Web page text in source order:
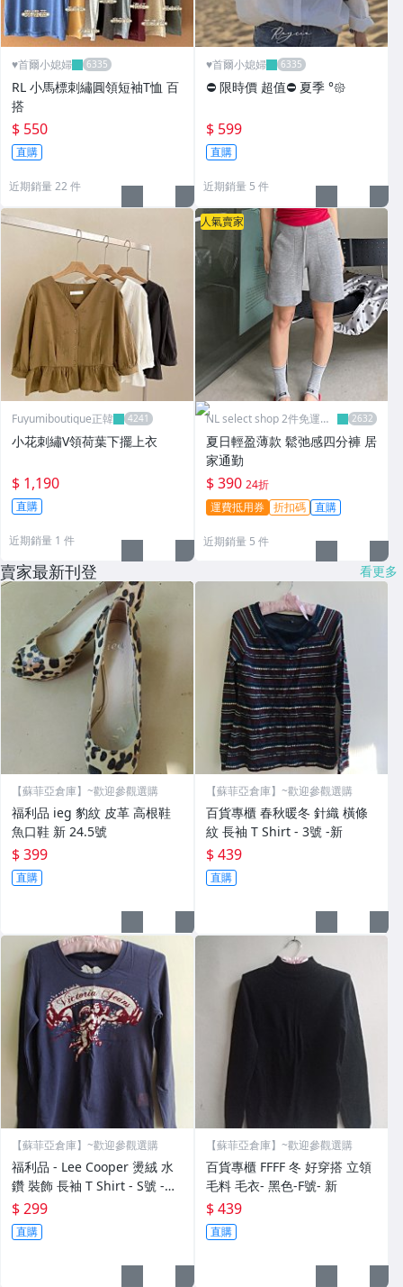
♥️首爾小媳婦
RL 小馬標刺繡圓領短袖T恤 百
搭
$ 550
直購
近期銷量 22 件
♥️首爾小媳婦
⛔️ 限時價 超值⛔️ 夏季 °𑁍
$ 599
直購
近期銷量 5 件
Fuyumiboutique正韓
小花刺繡V領荷葉下擺上衣
$ 1,190
直購
近期銷量 1 件
人氣賣家
NL select shop 2件免運可
夏日輕盈薄款 鬆弛感四分褲 居
家通勤
$ 390 24折
運費抵用券 折扣碼 直購
近期銷量 5 件
賣家最新刊登 看更多
【蘇菲亞倉庫】~歡迎參觀選購
福利品 ieg 豹紋 皮革 高根鞋
魚口鞋 新 24.5號
$ 399
直購
【蘇菲亞倉庫】~歡迎參觀選購
百貨專櫃 春秋暖冬 針織 橫條
紋 長袖 T Shirt - 3號 -新
$ 439
直購
【蘇菲亞倉庫】~歡迎參觀選購
福利品 - Lee Cooper 燙絨 水
鑽 裝飾 長袖 T Shirt - S號 -深
鐵 -全新
$ 299
直購
【蘇菲亞倉庫】~歡迎參觀選購
百貨專櫃 FFFF 冬 好穿搭 立領
毛料 毛衣- 黑色-F號- 新
$ 439
直購